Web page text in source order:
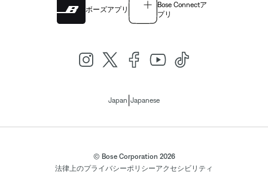
ボーズアプリ
Bose Connectア
プリ
Japan Japanese
© Bose Corporation 2026
法律上のプライバシーポリシーアクセシビリティ